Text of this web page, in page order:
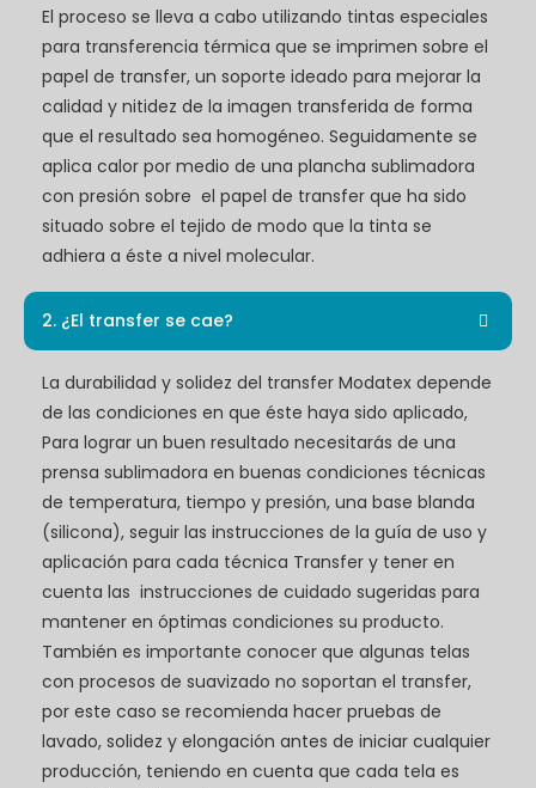
El proceso se lleva a cabo utilizando tintas especiales
para transferencia térmica que se imprimen sobre el
papel de transfer, un soporte ideado para mejorar la
calidad y nitidez de la imagen transferida de forma
que el resultado sea homogéneo. Seguidamente se
aplica calor por medio de una plancha sublimadora
con presión sobre el papel de transfer que ha sido
situado sobre el tejido de modo que la tinta se
adhiera a éste a nivel molecular.
2. ¿El transfer se cae?
La durabilidad y solidez del transfer Modatex depende
de las condiciones en que éste haya sido aplicado,
Para lograr un buen resultado necesitarás de una
prensa sublimadora en buenas condiciones técnicas
de temperatura, tiempo y presión, una base blanda
(silicona), seguir las instrucciones de la guía de uso y
aplicación para cada técnica Transfer y tener en
cuenta las instrucciones de cuidado sugeridas para
mantener en óptimas condiciones su producto.
También es importante conocer que algunas telas
con procesos de suavizado no soportan el transfer,
por este caso se recomienda hacer pruebas de
lavado, solidez y elongación antes de iniciar cualquier
producción, teniendo en cuenta que cada tela es